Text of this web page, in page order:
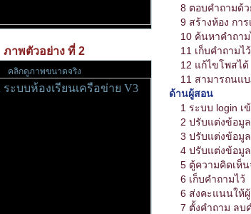
ภาพตัวอย่าง ที่ 2
คลิกดูภาพขนาดจริง
8 ตอบคำถามด้ว
9 สร้างห้อง การ
10 ค้นหาคำถาม
11 เก็บคำถามไ
12 แก้ไขโพสได้
11 สามารถนแ
ด้านผู้สอน
1 ระบบ login เ
2 ปรับแต่งข้อมู
3 ปรับแต่งข้อมูล
4 ปรับแต่งข้อมูล
5 ตู้ความคิดเห็น
6 เก็บคำถามไว้
6 ส่งคะแนนให้ผู้
7 ตั้งคำถาม ลบ